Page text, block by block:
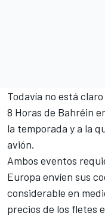
Todavía no está claro
8 Horas de Bahréin
la temporada y a la
avión.
Ambos eventos
Europa envíen sus
considerable en
precios de los fletes